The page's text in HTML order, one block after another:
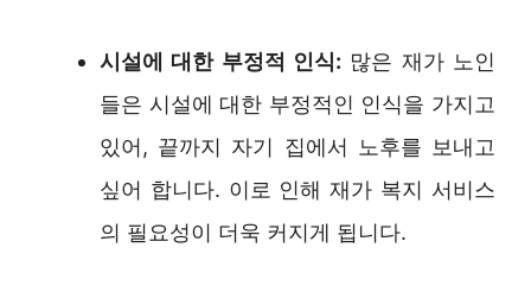
시설에 대한 부정적 인식: 많은 재가 노인
들은 시설에 대한 부정적인 인식을 가지고
있어, 끝까지 자기 집에서 노후를 보내고
싶어 합니다. 이로 인해 재가 복지 서비스
의 필요성이 더욱 커지게 됩니다.